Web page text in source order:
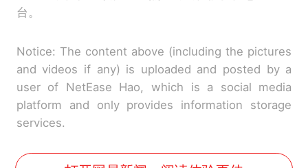
台。
Notice: The content above (including the pictures
and videos if any) is uploaded and posted by a
user of NetEase Hao, which is a social media
platform and only provides information storage
services.